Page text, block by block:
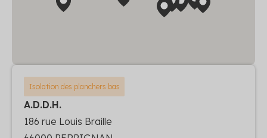
Isolation des planchers bas
A.D.D.H.
186 rue Louis Braille